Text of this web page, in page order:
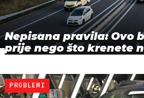
Nepisana pravila: Ovo
prije nego što krenete
PROBLEMI